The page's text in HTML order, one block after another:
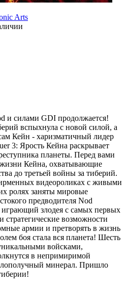
Arts
и силами GDI продолжается!
вспыхнула с новой силой, а
Кейн - харизматичный лидер
3: Ярость Кейна раскрывает
планеты. Перед вами
жизни Кейна, охватывающие
до третьей войны за тиберий.
видеороликах с живыми
ролях заняты мировые
предводителя Nod
злодея с самых первых
стратегические возможности
армии и претворять в жизнь
боя стала вся планета! Шесть
войсками,
в непримиримой
минерал. Пришло